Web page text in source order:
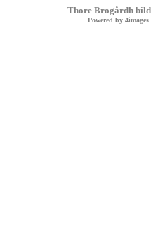
Thore Brogårdh
Powered by 4images